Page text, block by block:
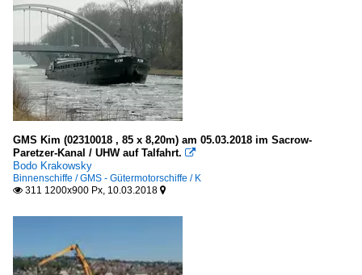
GMS Kim (02310018 , 85 x 8,20m) am 05.03.2018 im Sacrow-
Paretzer-Kanal / UHW auf Talfahrt. 
Bodo Krakowsky
Binnenschiffe / GMS - Gütermotorschiffe / K
 311 1200x900 Px, 10.03.2018 